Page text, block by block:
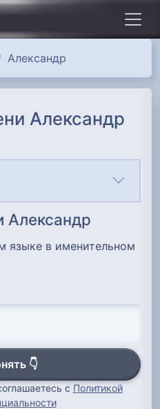
Александр
Александр
Александр
языке в именительном
👇
с Политикой